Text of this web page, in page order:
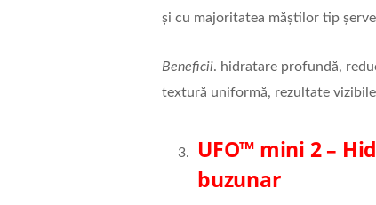
și cu majoritatea măștilor tip
Beneficii. hidratare profundă,
textură uniformă, rezultate
UFO™ mini 2–
buzunar